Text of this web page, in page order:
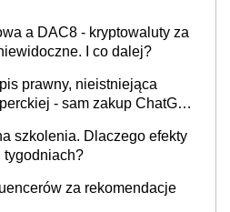
a DAC8 - kryptowaluty za
I co dalej?
prawny, nieistniejąca
- sam zakup ChatGPT
szkolenia. Dlaczego efekty
tygodniach?
za rekomendacje